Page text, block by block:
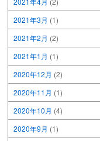
2021年3月 (1)
2021年2月 (2)
2021年1月 (1)
2020年12月 (2)
2020年11月 (1)
2020年10月 (4)
2020年9月 (1)